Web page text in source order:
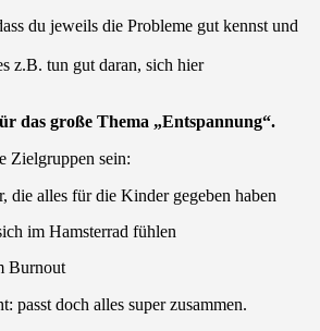
du jeweils die Probleme gut kennst und
z.B. tun gut daran, sich hier
das große Thema „Entspannung“.
Zielgruppen sein:
die alles für die Kinder gegeben haben
im Hamsterrad fühlen
Burnout
passt doch alles super zusammen.